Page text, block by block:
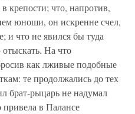
крепости; что, напротив,
юноши, он искренне счел,
и что не явился бы туда
отыскать. На что
как лживые подобные
те продолжались до тех
брат-рыцарь не надумал
привела в Палансе